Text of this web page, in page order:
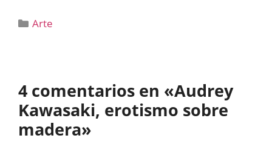
Categorías
Arte
4 comentarios en «Audrey
Kawasaki, erotismo sobre
madera»